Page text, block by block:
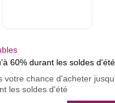
60% durant les soldes
votre chance d'acheter
les soldes d'été